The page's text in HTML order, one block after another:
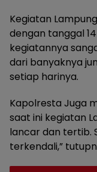
Kegiatan
dengan tanggal
kegiatannya
dari banyaknya
setiap harinya.
Kapolresta Juga
saat ini kegiatan
lancar dan tertib.
terkendali,”